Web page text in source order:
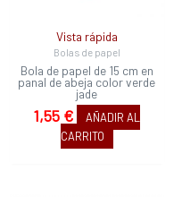
Vista rápida
Bolas de papel
Bola de papel de 15 cm en
panal de abeja color verde
jade
1,55 €
AÑADIR AL
CARRITO